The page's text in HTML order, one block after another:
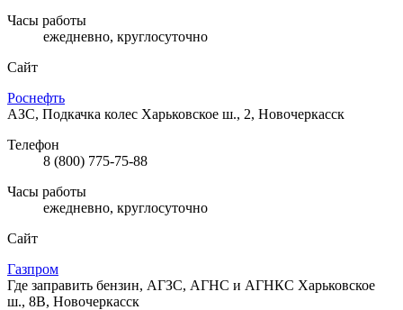
Часы работы
ежедневно, круглосуточно
Сайт
Роснефть
АЗС, Подкачка колес Харьковское ш., 2, Новочеркасск
Телефон
8 (800) 775-75-88
Часы работы
ежедневно, круглосуточно
Сайт
Газпром
Где заправить бензин, АГЗС, АГНС и АГНКС Харьковское
ш., 8В, Новочеркасск